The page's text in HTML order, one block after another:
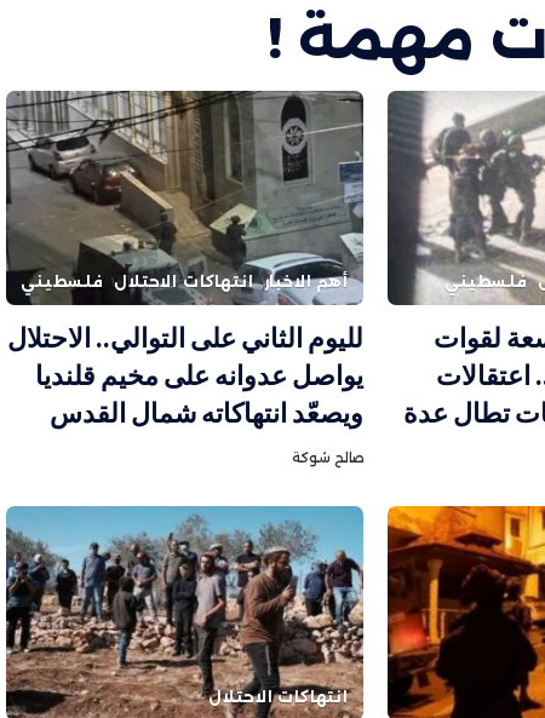
مهمة !
فلسطيني
لقوات
اعتقالات
تطال عدة
أهم الاخبار انتهاكات الاحتلال فلسطيني
لليوم الثاني على التوالي.. الاحتلال
يواصل عدوانه على مخيم قلنديا
ويصعّد انتهاكاته شمال القدس
صالح شوكة
انتهاكات الاحتلال